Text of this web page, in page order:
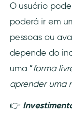
O usuário
poderá ir em
pessoas ou
depende do
uma “forma
aprender uma
👉